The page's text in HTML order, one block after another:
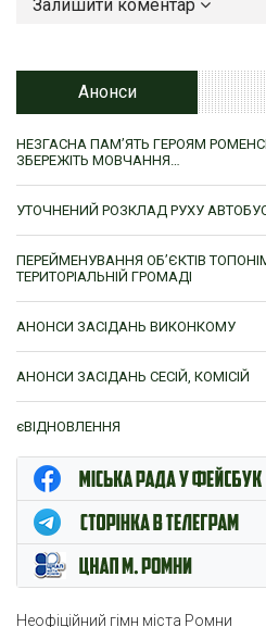
Залишити коментар
Анонси
НЕЗГАСНА ПАМ’ЯТЬ ГЕРОЯМ
ЗБЕРЕЖІТЬ МОВЧАННЯ…
УТОЧНЕНИЙ РОЗКЛАД РУХУ
ПЕРЕЙМЕНУВАННЯ ОБ’ЄКТІВ
ТЕРИТОРІАЛЬНІЙ ГРОМАДІ
АНОНСИ ЗАСІДАНЬ ВИКОНКОМУ
АНОНСИ ЗАСІДАНЬ СЕСІЙ, КОМІСІЙ
єВІДНОВЛЕННЯ
ЦНАП м. Ромни
Неофіційний гімн міста Ромни